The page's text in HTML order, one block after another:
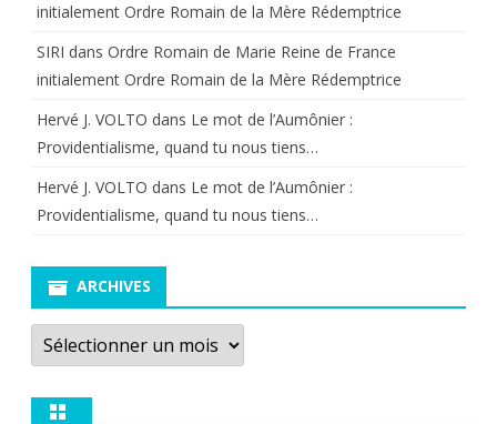
initialement Ordre Romain de la Mère Rédemptrice
SIRI dans Ordre Romain de Marie Reine de France
initialement Ordre Romain de la Mère Rédemptrice
Hervé J. VOLTO dans Le mot de l’Aumônier :
Providentialisme, quand tu nous tiens…
Hervé J. VOLTO dans Le mot de l’Aumônier :
Providentialisme, quand tu nous tiens…
ARCHIVES
Archives